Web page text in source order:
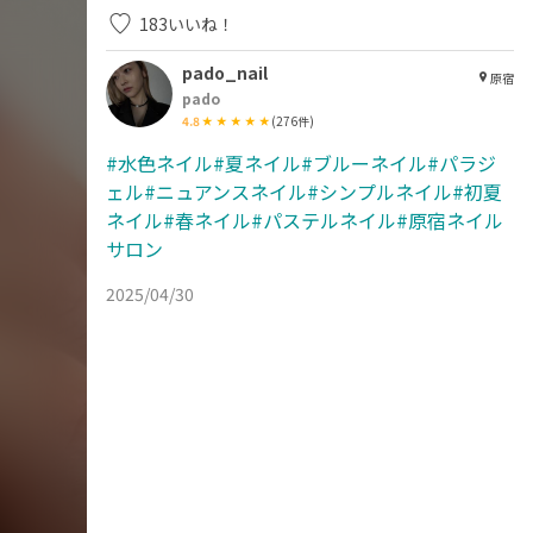
183いいね！
pado_nail
pado
4.8 (276件)
原宿
#水色ネイル#夏ネイル#ブルーネイル#パラジ
ェル#ニュアンスネイル#シンプルネイル#初夏
ネイル#春ネイル#パステルネイル#原宿ネイル
サロン
2025/04/30